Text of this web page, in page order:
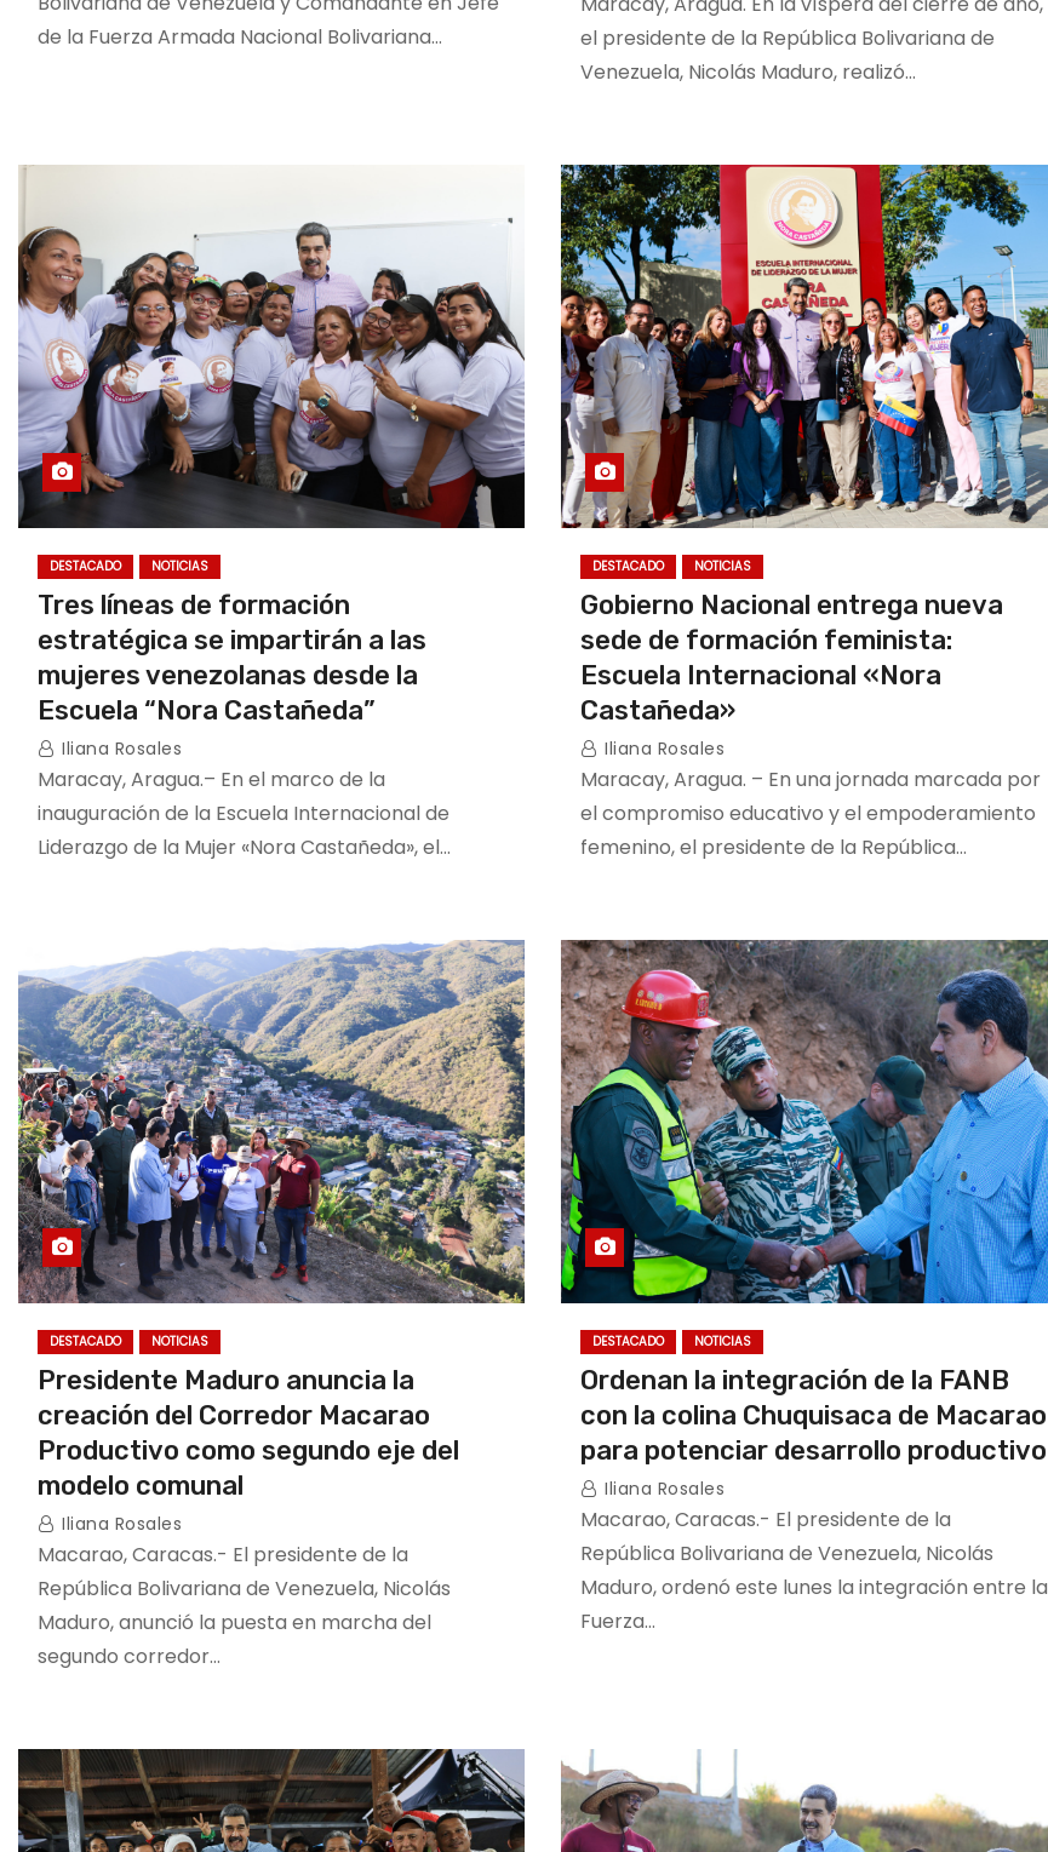
de la Fuerza Armada Nacional Bolivariana…
el presidente de la República Bolivariana de
Venezuela, Nicolás Maduro, realizó…
DESTACADO NOTICIAS
Tres líneas de formación
estratégica se impartirán a las
mujeres venezolanas desde la
Escuela “Nora Castañeda”
Iliana Rosales
Maracay, Aragua.– En el marco de la
inauguración de la Escuela Internacional de
Liderazgo de la Mujer «Nora Castañeda», el…
DESTACADO NOTICIAS
Gobierno Nacional entrega nueva
sede de formación feminista:
Escuela Internacional «Nora
Castañeda»
Iliana Rosales
Maracay, Aragua. – En una jornada marcada por
el compromiso educativo y el empoderamiento
femenino, el presidente de la República…
DESTACADO NOTICIAS
Presidente Maduro anuncia la
creación del Corredor Macarao
Productivo como segundo eje del
modelo comunal
Iliana Rosales
Macarao, Caracas.- El presidente de la
República Bolivariana de Venezuela, Nicolás
Maduro, anunció la puesta en marcha del
segundo corredor…
DESTACADO NOTICIAS
Ordenan la integración de la FANB
con la colina Chuquisaca de Macarao
para potenciar desarrollo productivo
Iliana Rosales
Macarao, Caracas.- El presidente de la
República Bolivariana de Venezuela, Nicolás
Maduro, ordenó este lunes la integración entre la
Fuerza…